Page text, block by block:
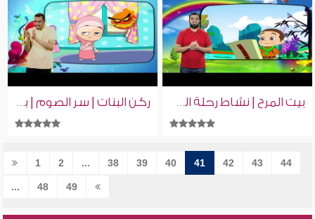
بيت المرح | نشاط رحلة الكشافة | بنين وبنات | بلغة الإشارة ركن البنات | سر الصوم | بنين وبنات | بلغة الإشارة
1 2 ... 38 39 40 41 42 43 44
... 48 49